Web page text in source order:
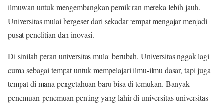
ilmuwan untuk mengembangkan pemikiran mereka lebih jauh.
Universitas mulai bergeser dari sekadar tempat mengajar menjadi
pusat penelitian dan inovasi.
Di sinilah peran universitas mulai berubah. Universitas nggak lagi
cuma sebagai tempat untuk mempelajari ilmu-ilmu dasar, tapi juga
tempat di mana pengetahuan baru bisa di temukan. Banyak
penemuan-penemuan penting yang lahir di universitas-universitas